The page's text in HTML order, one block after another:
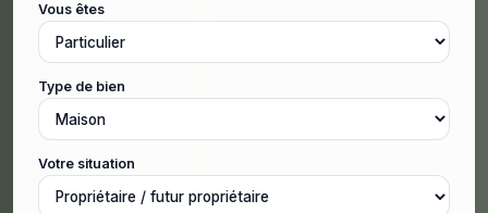
Vous êtes
Type de bien
Votre situation